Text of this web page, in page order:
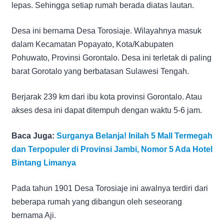
lepas. Sehingga setiap rumah berada diatas lautan.
Desa ini bernama Desa Torosiaje. Wilayahnya masuk
dalam Kecamatan Popayato, Kota/Kabupaten
Pohuwato, Provinsi Gorontalo. Desa ini terletak di paling
barat Gorotalo yang berbatasan Sulawesi Tengah.
Berjarak 239 km dari ibu kota provinsi Gorontalo. Atau
akses desa ini dapat ditempuh dengan waktu 5-6 jam.
Baca Juga: Surganya Belanja! Inilah 5 Mall Termegah
dan Terpopuler di Provinsi Jambi, Nomor 5 Ada Hotel
Bintang Limanya
Pada tahun 1901 Desa Torosiaje ini awalnya terdiri dari
beberapa rumah yang dibangun oleh seseorang
bernama Aji.